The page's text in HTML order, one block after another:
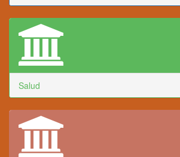
Salud